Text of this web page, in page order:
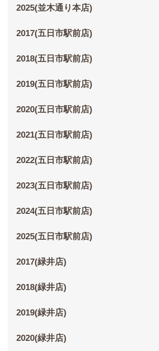
2025(並木通り本店)
2017(五日市駅前店)
2018(五日市駅前店)
2019(五日市駅前店)
2020(五日市駅前店)
2021(五日市駅前店)
2022(五日市駅前店)
2023(五日市駅前店)
2024(五日市駅前店)
2025(五日市駅前店)
2017(緑井店)
2018(緑井店)
2019(緑井店)
2020(緑井店)